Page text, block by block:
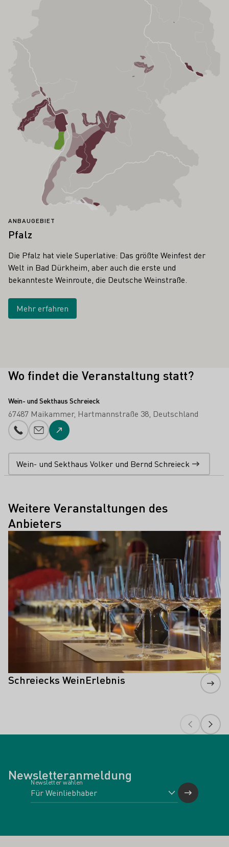
ANBAUGEBIET
Pfalz
Die Pfalz hat viele Superlative: Das größte Weinfest der
Welt in Bad Dürkheim, aber auch die erste und
bekannteste Weinroute, die Deutsche Weinstraße.
Mehr erfahren
Wo findet die Veranstaltung statt?
Wein- und Sekthaus Schreieck
67487 Maikammer Hartmannstraße 38 Deutschland
Telefonnummer
E-Mail-Adresse
Zur Website
Wein- und Sekthaus Volker und Bernd Schreieck
Weitere Veranstaltungen des
Anbieters
Schreiecks WeinErlebnis
Mehr erfahren
Newsletteranmeldung
Newsletter wählen